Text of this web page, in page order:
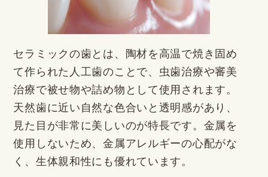
セラミックの歯とは、陶材を高温で焼き固め
て作られた人工歯のことで、虫歯治療や審美
治療で被せ物や詰め物として使用されます。
天然歯に近い自然な色合いと透明感があり、
見た目が非常に美しいのが特長です。金属を
使用しないため、金属アレルギーの心配がな
く、生体親和性にも優れています。